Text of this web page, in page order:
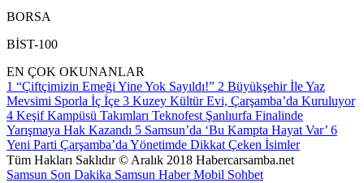
BORSA
BİST-100
EN ÇOK OKUNANLAR
1 “Çiftçimizin Emeği Yine Yok Sayıldı!” 2 Büyükşehir İle Yaz
Mevsimi Sporla İç İçe 3 Kuzey Kültür Evi, Çarşamba’da Kuruluyor
4 Keşif Kampüsü Takımları Teknofest Şanlıurfa Finalinde
Yarışmaya Hak Kazandı 5 Samsun’da ‘Bu Kampta Hayat Var’ 6
Yeni Parti Çarşamba’da Yönetimde Dikkat Çeken İsimler
Tüm Hakları Saklıdır © Aralık 2018 Habercarsamba.net
Samsun Son Dakika Samsun HaberMobil Sohbet